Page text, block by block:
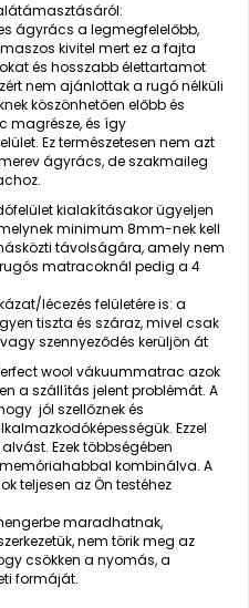
ágyrács a legmegfelelőbb,
kivitel mert ez a fajta
és hosszabb élettartamot
nem ajánlottak a rugó nélküli
köszönhetően előbb és
magrésze, és így
Ez természetesen nem azt
ágyrács, de szakmaileg
kialakításakor ügyeljen
minimum 8mm-nek kell
távolságára, amely nem
matracoknál pedig a 4
lécezés felületére is: a
tiszta és száraz, mivel csak
szennyeződés kerüljön át
wool vákuummatrac azok
a szállítás jelent problémát. A
jól szellőznek és
Ezzel
Ezek többségében
kombinálva. A
teljesen az Ön testéhez
maradhatnak,
nem törik meg az
csökken a nyomás, a
formáját.